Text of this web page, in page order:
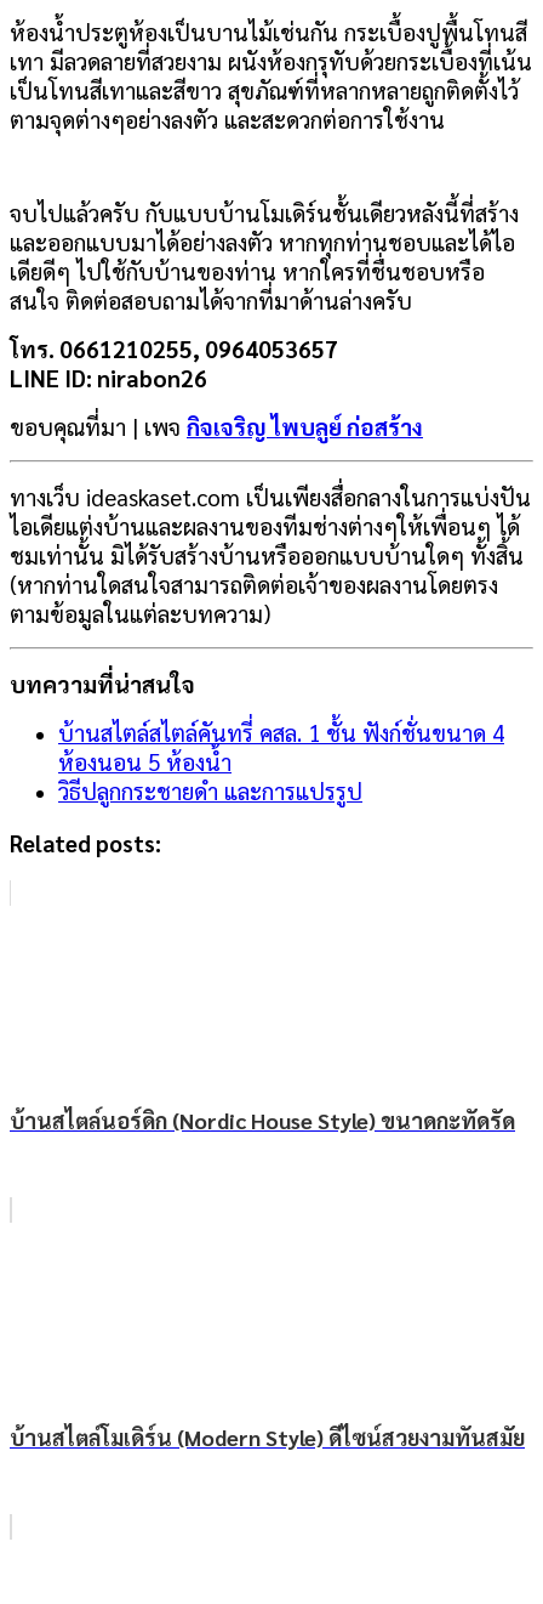
ห้องน้ำประตูห้องเป็นบานไม้เช่นกัน กระเบื้องปูพื้นโทนสี
เทา มีลวดลายที่สวยงาม ผนังห้องกรุทับด้วยกระเบื้องที่เน้น
เป็นโทนสีเทาและสีขาว สุขภัณฑ์ที่หลากหลายถูกติดตั้งไว้
ตามจุดต่างๆอย่างลงตัว และสะดวกต่อการใช้งาน
จบไปแล้วครับ กับแบบบ้านโมเดิร์นชั้นเดียวหลังนี้ที่สร้าง
และออกแบบมาได้อย่างลงตัว หากทุกท่านชอบและได้ไอ
เดียดีๆ ไปใช้กับบ้านของท่าน หากใครที่ชื่นชอบหรือ
สนใจ ติดต่อสอบถามได้จากที่มาด้านล่างครับ
โทร. 0661210255, 0964053657
LINE ID: nirabon26
ขอบคุณที่มา | เพจ กิจเจริญ ไพบลูย์ ก่อสร้าง
ทางเว็บ ideaskaset.com เป็นเพียงสื่อกลางในการแบ่งปัน
ไอเดียแต่งบ้านและผลงานของทีมช่างต่างๆให้เพื่อนๆ ได้
ชมเท่านั้น มิได้รับสร้างบ้านหรือออกแบบบ้านใดๆ ทั้งสิ้น
(หากท่านใดสนใจสามารถติดต่อเจ้าของผลงานโดยตรง
ตามข้อมูลในแต่ละบทความ)
บทความที่น่าสนใจ
บ้านสไตล์สไตล์คันทรี่ คสล. 1 ชั้น ฟังก์ชั่นขนาด 4
ห้องนอน 5 ห้องน้ำ
วิธีปลูกกระชายดำ และการแปรรูป
Related posts:
บ้านสไตล์นอร์ดิก (Nordic House Style) ขนาดกะทัดรัด
บ้านสไตล์โมเดิร์น (Modern Style) ดีไซน์สวยงามทันสมัย